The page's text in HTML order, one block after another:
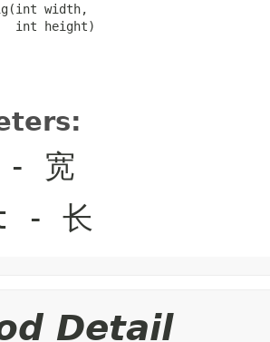
width,
int height)
- 宽
- 长
Detail